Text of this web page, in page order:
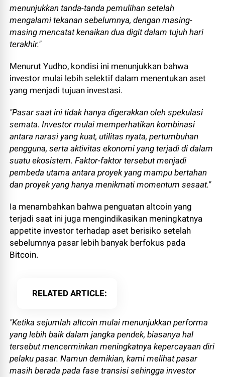
menunjukkan tanda-tanda pemulihan setelah
mengalami tekanan sebelumnya, dengan masing-
masing mencatat kenaikan dua digit dalam tujuh hari
terakhir."
Menurut Yudho, kondisi ini menunjukkan bahwa
investor mulai lebih selektif dalam menentukan aset
yang menjadi tujuan investasi.
"Pasar saat ini tidak hanya digerakkan oleh spekulasi
semata. Investor mulai memperhatikan kombinasi
antara narasi yang kuat, utilitas nyata, pertumbuhan
pengguna, serta aktivitas ekonomi yang terjadi di dalam
suatu ekosistem. Faktor-faktor tersebut menjadi
pembeda utama antara proyek yang mampu bertahan
dan proyek yang hanya menikmati momentum sesaat."
Ia menambahkan bahwa penguatan altcoin yang
terjadi saat ini juga mengindikasikan meningkatnya
appetite investor terhadap aset berisiko setelah
sebelumnya pasar lebih banyak berfokus pada
Bitcoin.
RELATED ARTICLE
"Ketika sejumlah altcoin mulai menunjukkan performa
yang lebih baik dalam jangka pendek, biasanya hal
tersebut mencerminkan meningkatnya kepercayaan diri
pelaku pasar. Namun demikian, kami melihat pasar
masih berada pada fase transisi sehingga investor